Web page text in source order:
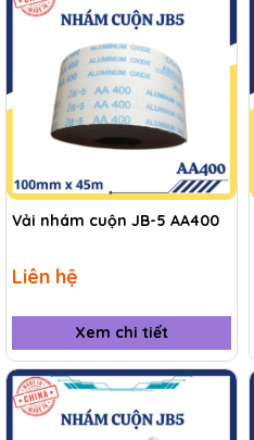
Vải nhám cuộn JB-5 AA400
Liên hệ
Xem chi tiết